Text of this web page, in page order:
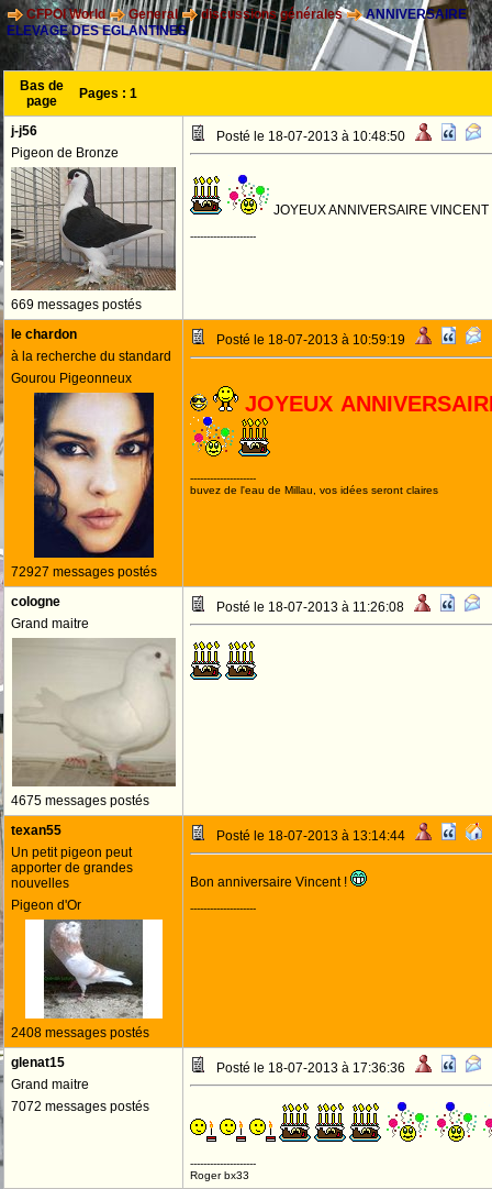
CFPOI World General discussions générales
ANNIVERSAIRE
ELEVAGE DES EGLANTINES
Bas de
page
Pages : 1
j-j56
Pigeon de Bronze
669 messages postés
Posté le 18-07-2013 à 10:48:50
JOYEUX ANNIVERSAIRE VINCENT
--------------------
le chardon
à la recherche du standard
Gourou Pigeonneux
72927 messages postés
Posté le 18-07-2013 à 10:59:19
JOYEUX
--------------------
buvez de l'eau de Millau, vos idées seront claires
cologne
Grand maitre
4675 messages postés
Posté le 18-07-2013 à 11:26:08
texan55
Un petit pigeon peut
apporter de grandes
nouvelles
Pigeon d'Or
2408 messages postés
Posté le 18-07-2013 à 13:14:44
Bon anniversaire Vincent !
--------------------
glenat15
Grand maitre
7072 messages postés
Posté le 18-07-2013 à 17:36:36
--------------------
Roger bx33